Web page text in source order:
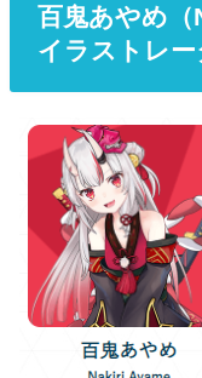
百鬼あやめ（
イラストレー